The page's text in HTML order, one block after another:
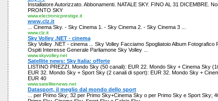
Installatore Autorizzato. Abbonamenti. NATALE SKY. FINO AL 31 DICEMBRE.
PRONTO SKY
www.electronicprestige.it
www.clz.it
... Cinema Sky. - Sky Cinema 1. - Sky Cinema 2. - Sky Cinema 3 ...
www.clz.it
Sky Volley .NET - cinema
Sky Volley .NET - cinema ... Sky Volley Facciamo Spogliatoio Album Fotografico
Ospiti Interesse Generale Parliamone Sky Volley ...
www.skyvolley.net
Satellite news: Sky Italia: offerte
LISTINO PREZZI. Mondo Sky (50 canali): EUR 22. Mondo Sky + Cinema Sky
EUR 32. Mondo Sky + Sport Sky (2 canali di sport): EUR 32. Mondo Sky +
EUR 40
www.satellitenews.net
Datasport, il meglio dal mondo dello sport
... per Primo Sky; 32 per Primo Sky+Cinema Sky o per Primo Sky e Sport Sky;